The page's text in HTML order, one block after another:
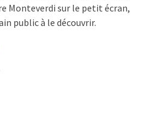
Monteverdi sur le petit écran,
public à le découvrir.